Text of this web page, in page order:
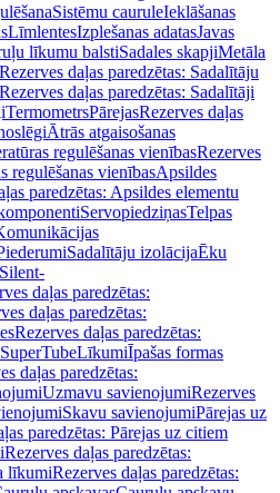
Sistēmu cauruleIeklāšanas
LīmlentesIzplešanas adatasJavas
līkumu balstiSadales skapjiMetāla
Rezerves daļas paredzētas: Sadalītāju
Rezerves daļas paredzētas: Sadalītāji
TermometrsPārejasRezerves daļas
Ātrās atgaisošanas
regulēšanas vienībasRezerves
regulēšanas vienībasApsildes
paredzētas: Apsildes elementu
ServopiedziņasTelpas
Sadalītāju izolācijaĒku
daļas paredzētas:
daļas paredzētas:
Rezerves daļas paredzētas:
LīkumiĪpašas formas
daļas paredzētas:
Uzmavu savienojumiRezerves
Skavu savienojumiPārejas uz
paredzētas: Pārejas uz citiem
Rezerves daļas paredzētas:
līkumiRezerves daļas paredzētas: